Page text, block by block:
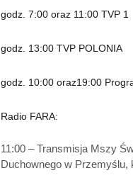
godz. 7:00 oraz 11:00 TVP 1
godz. 13:00 TVP POLONIA
godz. 10:00 oraz19:00
Radio FARA:
11:00 – Transmisja Mszy
Duchownego w Przemyślu,